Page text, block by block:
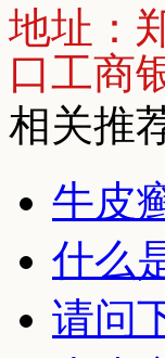
地址：
口工商
相关推
牛皮
什么
请问